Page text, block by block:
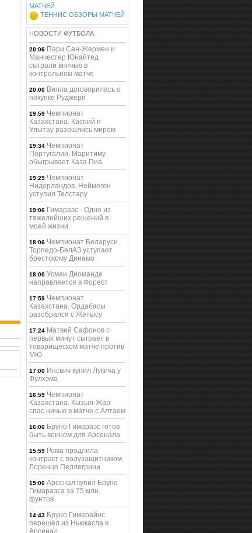
МАТЧЕЙ
ТЕННИС ОБЗОРЫ МАТЧЕЙ
НОВОСТИ ФУТБОЛА
20:06 Пари Сен-Жермен и
Манчестер Юнайтед
сыграли вничью в
контрольном матче
20:00 Вилла договорилась о
покупке Руджери
19:59 Чемпионат
Казахстана. Каспий и
Улытау разошлись миром
19:34 Чемпионат
Португалии. Маритиму
обыгрывает Каза Пиа
19:29 Чемпионат
Нидерландов. Неймеген
уступил Телстару
19:06 Гимараэс - Одно из
тяжелейших решений в
моей жизни
18:06 Чемпионат Беларуси.
Торпедо-БелАЗ уступает
брестскому Динамо
18:00 Усман Диоманде
направляется в Форест
17:59 Чемпионат
Казахстана. Ордабасы
разобрался с Жетысу
17:24 Матвей Сафонов с
первых минут сыграет в
товарищеском матче против
МЮ
17:00 Ипсвич купил Лукича у
Фулхэма
16:59 Чемпионат
Казахстана. Кызыл-Жар
спас ничью в матче с Алтаем
16:00 Бруно Гимараэс готов
быть воином для Арсенала
15:59 Рома продлила
контракт с полузащитником
Лоренцо Пеллегрини
15:00 Арсенал купил Бруно
Гимараэса за 75 млн.
фунтов
14:43 Бруно Гимарайнс
перешёл из Ньюкасла в
Арсенал